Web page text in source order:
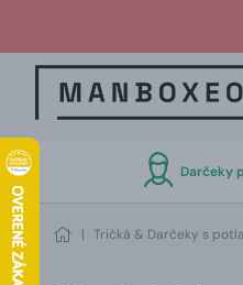
Darčeky
| Tričká & Darčeky s